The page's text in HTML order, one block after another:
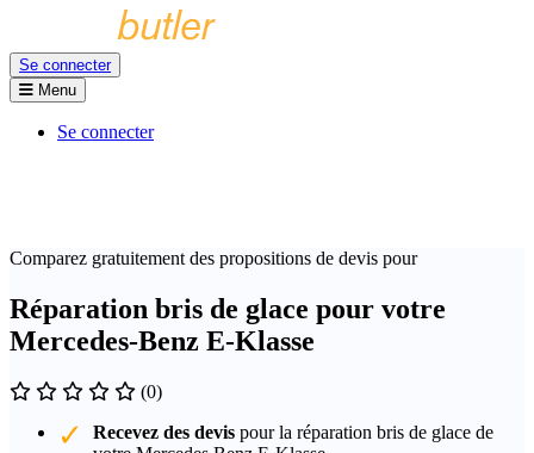
Se connecter
Menu
Se connecter
Comparez gratuitement des propositions de devis pour
Réparation bris de glace pour votre
Mercedes-Benz E-Klasse
(0)
Recevez des devis pour la réparation bris de glace de